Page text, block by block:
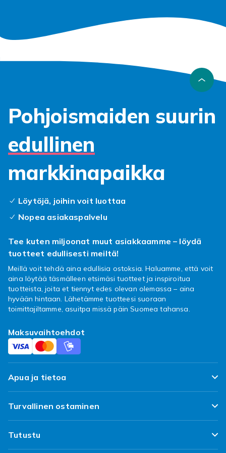
Pohjoismaiden suurin
edullinen
markkinapaikka
Löytöjä, joihin voit luottaa
Nopea asiakaspalvelu
Tee kuten miljoonat muut asiakkaamme – löydä
tuotteet edullisesti meiltä!
Meillä voit tehdä aina edullisia ostoksia. Haluamme, että voit
aina löytää täsmälleen etsimäsi tuotteet ja inspiroitua
tuotteista, joita et tiennyt edes olevan olemassa – aina
hyvään hintaan. Lähetämme tuotteesi suoraan
toimittajiltamme, asuitpa missä päin Suomea tahansa.
Maksuvaihtoehdot
Apua ja tietoa
FAQ
Seuraa pakettiani
Turvallinen ostaminen
Tyytyväisyyslupaus
Tutustu